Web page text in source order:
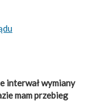
interwał wymiany
mam przebieg